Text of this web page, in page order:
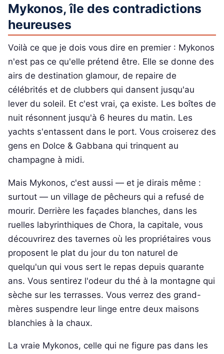
Mykonos, île des contradictions
heureuses
Voilà ce que je dois vous dire en premier : Mykonos
n'est pas ce qu'elle prétend être. Elle se donne des
airs de destination glamour, de repaire de
célébrités et de clubbers qui dansent jusqu'au
lever du soleil. Et c'est vrai, ça existe. Les boîtes de
nuit résonnent jusqu'à 6 heures du matin. Les
yachts s'entassent dans le port. Vous croiserez des
gens en Dolce & Gabbana qui trinquent au
champagne à midi.
Mais Mykonos, c'est aussi — et je dirais même :
surtout — un village de pêcheurs qui a refusé de
mourir. Derrière les façades blanches, dans les
ruelles labyrinthiques de Chora, la capitale, vous
découvrirez des tavernes où les propriétaires vous
proposent le plat du jour du ton naturel de
quelqu'un qui vous sert le repas depuis quarante
ans. Vous sentirez l'odeur du thé à la montagne qui
sèche sur les terrasses. Vous verrez des grand-
mères suspendre leur linge entre deux maisons
blanchies à la chaux.
La vraie Mykonos, celle qui ne figure pas dans les